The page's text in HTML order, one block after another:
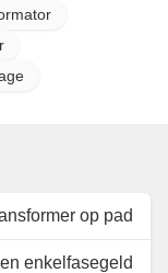
op pad
enkelfasegeld